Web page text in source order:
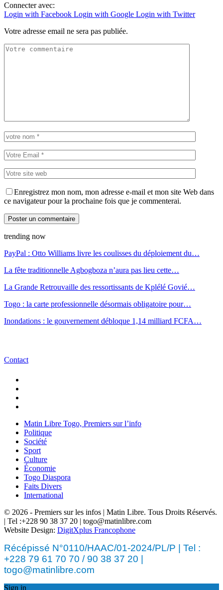
Connecter avec:
Login with Facebook Login with Google Login with Twitter
Votre adresse email ne sera pas publiée.
Enregistrez mon nom, mon adresse e-mail et mon site Web dans
ce navigateur pour la prochaine fois que je commenterai.
trending now
PayPal : Otto Williams livre les coulisses du déploiement du…
La fête traditionnelle Agbogboza n’aura pas lieu cette…
La Grande Retrouvaille des ressortissants de Kplélé Govié…
Togo : la carte professionnelle désormais obligatoire pour…
Inondations : le gouvernement débloque 1,14 milliard FCFA…
Contact
Matin Libre Togo, Premiers sur l’info
Politique
Société
Sport
Culture
Économie
Togo Diaspora
Faits Divers
International
© 2026 - Premiers sur les infos | Matin Libre. Tous Droits Réservés.
| Tel :+228 90 38 37 20 | togo@matinlibre.com
Website Design: DigitXplus Francophone
Récépissé N°0110/HAAC/01-2024/PL/P | Tel :
+228 79 61 70 70 / 90 38 37 20 |
togo@matinlibre.com
Sign in